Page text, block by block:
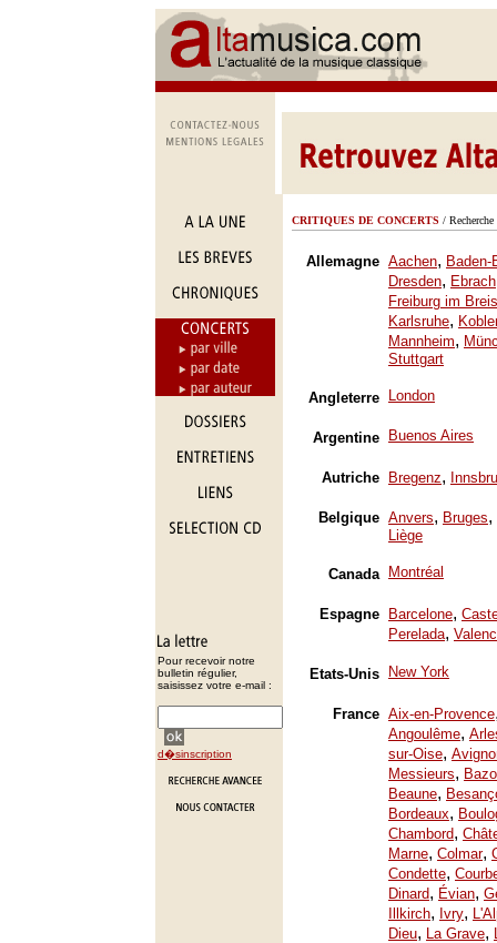
Pour recevoir notre
bulletin régulier,
saisissez votre e-mail :
d�sinscription
CRITIQUES DE CONCERTS /
Allemagne Aachen, Baden-
Dresden, Ebrach
Freiburg im
Karlsruhe,
Mannheim,
Stuttgart
Angleterre London
Argentine Buenos Aires
Autriche Bregenz,
Belgique Anvers, Bruges,
Liège
Canada Montréal
Espagne Barcelone,
Perelada,
Etats-Unis New York
France Aix-en-Provence
Angoulême,
sur-Oise,
Messieurs,
Beaune,
Bordeaux,
Chambord,
Marne, Colmar,
Condette,
Dinard, Évian,
Illkirch, Ivry,
Dieu, La Grave,